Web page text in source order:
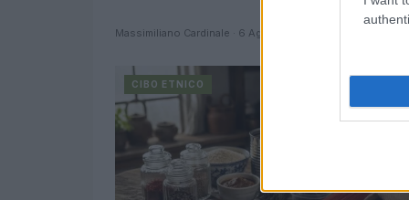
Massimiliano Cardinale · 6 Ago 2026
CIBO ETNICO